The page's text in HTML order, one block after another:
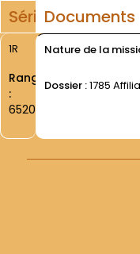
SérieDocuments
1R
Rang
:
6520
Nature de la
Dossier :1785